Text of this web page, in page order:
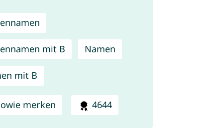
mit B Namen
mit B
merken 4644